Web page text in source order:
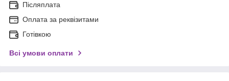
Післяплата
Оплата за реквізитами
Готівкою
Всі умови оплати